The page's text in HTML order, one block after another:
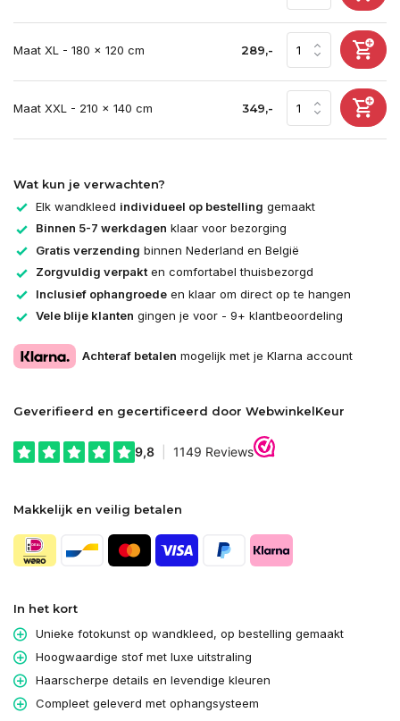
Maat XL - 180 x 120 cm 289,-
Maat XXL - 210 x 140 cm 349,-
Wat kun je verwachten?
Elk wandkleed individueel op bestelling gemaakt
Binnen 5-7 werkdagen klaar voor bezorging
Gratis verzending binnen Nederland en België
Zorgvuldig verpakten comfortabel thuisbezorgd
Inclusief ophangroede en klaar om direct op te hangen
Vele blije klanten gingen je voor - 9+ klantbeoordeling
Achteraf betalen mogelijk met je Klarna account
Geverifieerd en gecertificeerd door WebwinkelKeur
Makkelijk en veilig betalen
In het kort
Unieke fotokunst op wandkleed, op bestelling gemaakt
Hoogwaardige stof met luxe uitstraling
Haarscherpe details en levendige kleuren
Compleet geleverd met ophangsysteem